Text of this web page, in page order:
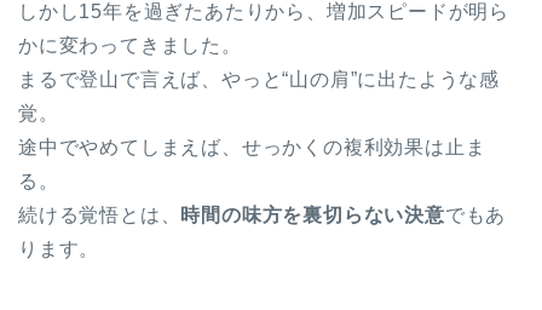
しかし15年を過ぎたあたりから、増加スピードが明ら
かに変わってきました。
まるで登山で言えば、やっと“山の肩”に出たような感
覚。
途中でやめてしまえば、せっかくの複利効果は止ま
る。
続ける覚悟とは、 時間の味方を裏切らない決意でもあ
ります。